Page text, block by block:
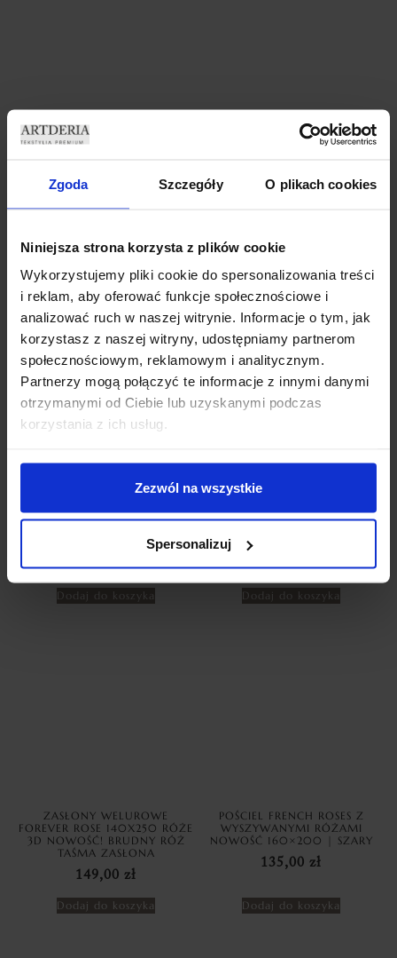
Zgoda Szczegóły O plikach cookies
Niniejsza strona korzysta z plików cookie
Wykorzystujemy pliki cookie do spersonalizowania treści
i reklam, aby oferować funkcje społecznościowe i
analizować ruch w naszej witrynie. Informacje o tym, jak
korzystasz z naszej witryny, udostępniamy partnerom
społecznościowym, reklamowym i analitycznym.
Partnerzy mogą połączyć te informacje z innymi danymi
otrzymanymi od Ciebie lub uzyskanymi podczas
korzystania z ich usług.
Zezwól na wszystkie
Spersonalizuj
ZASŁONY WELUROWE
MARMUR 140×250 CM
69,99zł
Dodaj do koszyka
ZASŁONY WELUROWE MODEL
69,99
Z KRYSZTAŁKAMI 140×250
69,99zł
Dodaj do koszyka
METOR Z KRYSZTAŁKAMI
69,99zł
Dodaj do koszyka
ZASŁONY WELUROWE
FOREVER ROSE 140X250 RÓŻE
3D NOWOŚĆ! BRUDNY RÓŻ
TAŚMA ZASŁONA
149,00 zł
Dodaj do koszyka
POŚCIEL FRENCH ROSES Z
WYSZYWANYMI RÓŻAMI
NOWOŚĆ 160×200 | SZARY
135,00 zł
Dodaj do koszyka